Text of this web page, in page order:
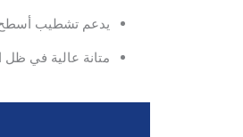
يدعم تشطيب أسطح
متانة عالية في